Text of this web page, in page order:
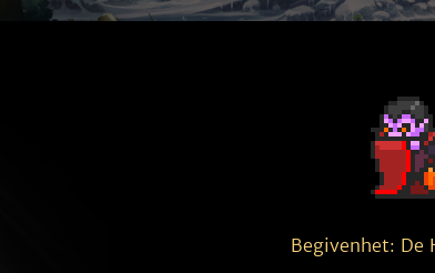
Begivenhet: De